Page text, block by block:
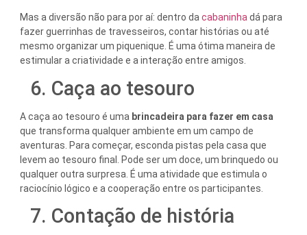
Mas a diversão não para por aí: dentro dacabaninhadá para
fazer guerrinhas de travesseiros, contar histórias ou até
mesmo organizar um piquenique. É uma ótima maneira de
estimular a criatividade e a interação entre amigos.
6. Caça ao tesouro
A caça ao tesouro é uma brincadeira para fazer em casa
que transforma qualquer ambiente em um campo de
aventuras. Para começar, esconda pistas pela casa que
levem ao tesouro final. Pode ser um doce, um brinquedo ou
qualquer outra surpresa. É uma atividade que estimula o
raciocínio lógico e a cooperação entre os participantes.
7. Contação de história